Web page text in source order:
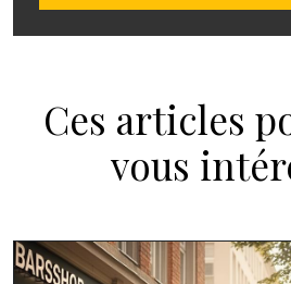
Ces articles
vous